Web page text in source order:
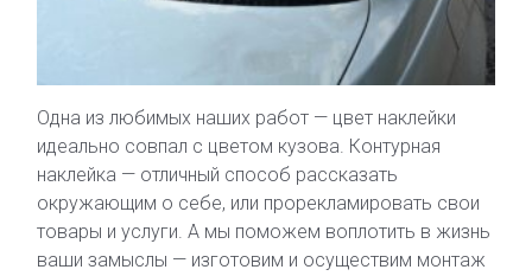
Одна из любимых наших работ — цвет наклейки
идеально совпал с цветом кузова. Контурная
наклейка — отличный способ рассказать
окружающим о себе, или прорекламировать свои
товары и услуги. А мы поможем воплотить в жизнь
ваши замыслы — изготовим и осуществим монтаж